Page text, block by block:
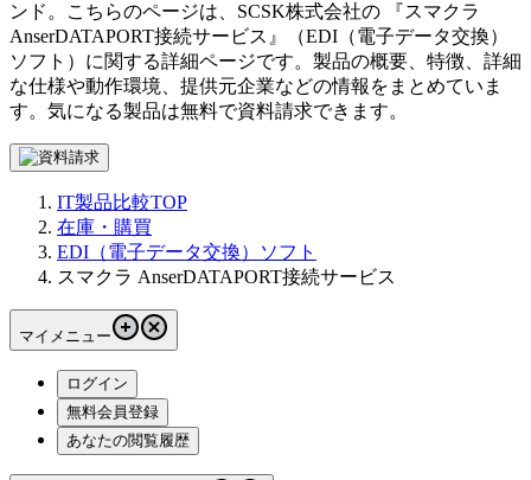
ンド。こちらのページは、 SCSK株式会社の 『スマクラ
AnserDATAPORT接続サービス 』（EDI（電子データ交換）
ソフト ）に関する詳細ページです。製品の概要、特徴、詳細
な仕様や動作環境、提供元企業などの情報をまとめていま
す。気になる製品は無料で資料請求できます。
IT製品比較TOP
在庫・購買
EDI（電子データ交換）ソフト
スマクラ AnserDATAPORT接続サービス
マイメニュー
ログイン
無料会員登録
あなたの閲覧履歴